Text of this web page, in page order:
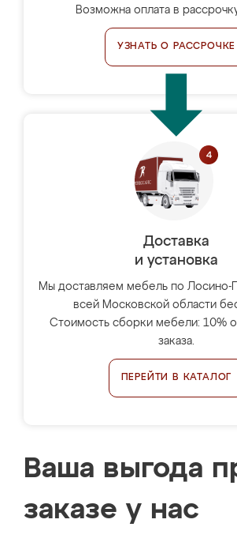
Возможна оплата в
УЗНАТЬ О РАССРОЧКЕ
Доставка
и установка
Мы доставляем мебель по Лосино-
всей Московской области
Стоимость сборки мебели: 10%
заказа.
ПЕРЕЙТИ В КАТАЛОГ
Ваша выгода
заказе у нас